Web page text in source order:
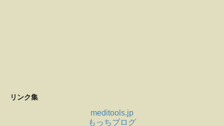
リンク集
meditools.jp
もっちブログ